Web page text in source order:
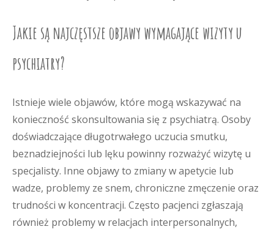
Jakie są najczęstsze objawy wymagające wizyty u
psychiatry?
Istnieje wiele objawów, które mogą wskazywać na
konieczność skonsultowania się z psychiatrą. Osoby
doświadczające długotrwałego uczucia smutku,
beznadziejności lub lęku powinny rozważyć wizytę u
specjalisty. Inne objawy to zmiany w apetycie lub
wadze, problemy ze snem, chroniczne zmęczenie oraz
trudności w koncentracji. Często pacjenci zgłaszają
również problemy w relacjach interpersonalnych,